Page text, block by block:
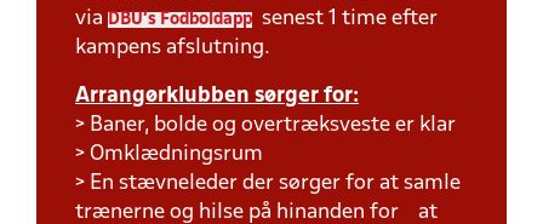
via
DBU's Fodboldapp
senest 1 time efter
kampens afslutning.
Arrangørklubben sørger for:
> Baner, bolde og overtræksveste er klar
> Omklædningsrum
> En stævneleder der sørger for at samle
trænerne og hilse på hinanden for at